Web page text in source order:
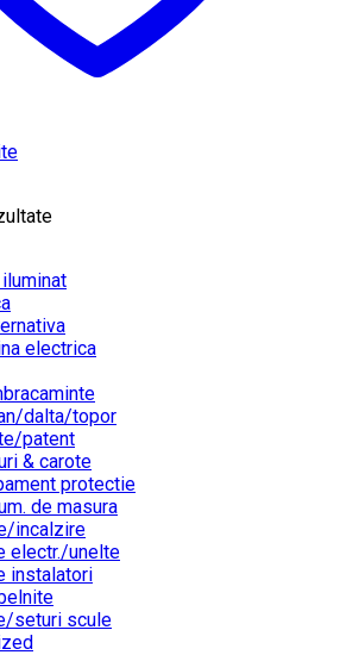
electrica
dalta/topor
patent
& carote
protectie
de masura
incalzire
electr./unelte
instalatori
seturi scule